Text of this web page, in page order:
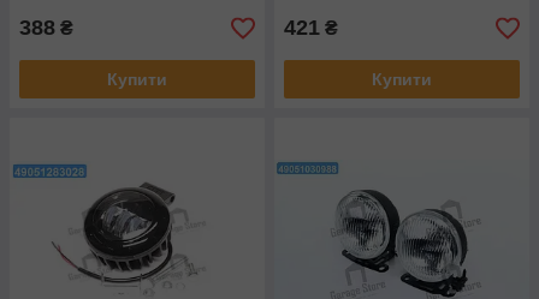
388 ₴
Купити
421 ₴
Купити